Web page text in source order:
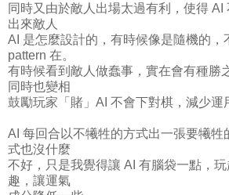
同時又由於敵人出場太過有利，使得 AI
出來敵人
AI 是怎麼設計的，有時候像是隨機的，
pattern 在。
有時候看到敵人做蠢事，實在會有種勝
同時也變相
鼓勵玩家「賭」AI 不會下對棋，減少運
AI 每回合以不犧牲的方式出一張要犧牲
式也沒什麼
不好，只是我覺得讓 AI 有腦袋一點，
趣，讓運氣